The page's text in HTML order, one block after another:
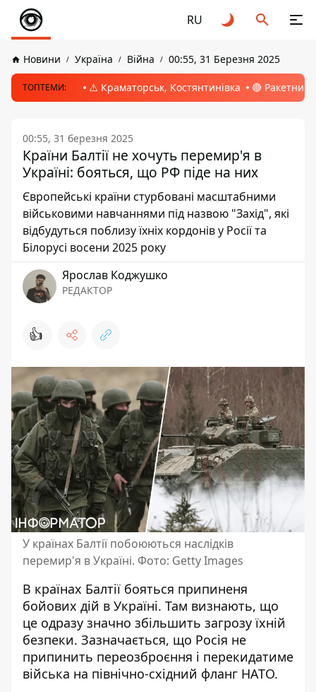
RU
Новини Україна Війна 00:55, 31 Березня 2025
ТОПТЕМИ: ⚠️ Краматорськ, Костянтинівка 🔴 Ракетний
00:55, 31 березня 2025
Країни Балтії не хочуть перемир'я в
Україні: бояться, що РФ піде на них
Європейські країни стурбовані масштабними
військовими навчаннями під назвою "Захід", які
відбудуться поблизу їхніх кордонів у Росії та
Білорусі восени 2025 року
Ярослав Коджушко
РЕДАКТОР
👍
У країнах Балтії побоюються наслідків
перемир'я в Україні. Фото: Getty Images
В країнах Балтії бояться припиненя
бойових дій в Україні. Там визнають, що
це одразу значно збільшить загрозу їхній
безпеки. Зазначається, що Росія не
припинить переозброєння і перекидатиме
війська на північно-східний фланг НАТО.